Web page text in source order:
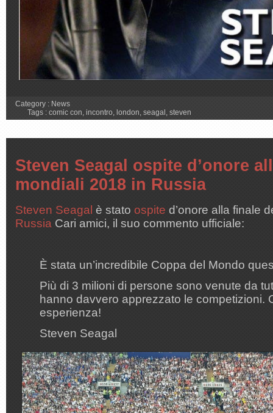
Category : News
Tags : comic con, incontro, london, seagal , steven
Steven Seagal ospite d’onore
mondiali 2018 in Russia
Steven Seagal è stato ospite d’onore alla finale
Russia Cari amici, il suo commento ufficiale:
È stata un’incredibile Coppa del Mondo
Più di 3 milioni di persone sono venute da
hanno davvero apprezzato le competizioni.
esperienza!
Steven Seagal